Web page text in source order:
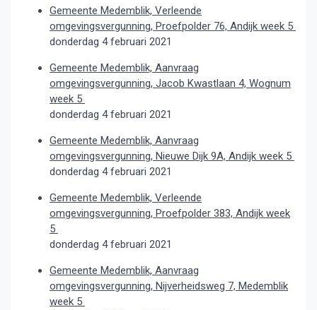
Gemeente Medemblik, Verleende
omgevingsvergunning, Proefpolder 76, Andijk week 5
donderdag 4 februari 2021
Gemeente Medemblik, Aanvraag
omgevingsvergunning, Jacob Kwastlaan 4, Wognum
week 5
donderdag 4 februari 2021
Gemeente Medemblik, Aanvraag
omgevingsvergunning, Nieuwe Dijk 9A, Andijk week 5
donderdag 4 februari 2021
Gemeente Medemblik, Verleende
omgevingsvergunning, Proefpolder 383, Andijk week
5
donderdag 4 februari 2021
Gemeente Medemblik, Aanvraag
omgevingsvergunning, Nijverheidsweg 7, Medemblik
week 5